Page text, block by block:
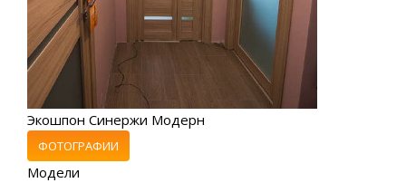
Экошпон Синержи Модерн
ФОТОГРАФИИ
Модели